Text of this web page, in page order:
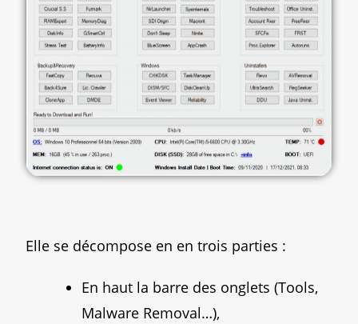
Elle se décompose en en trois parties :
En haut la barre des onglets (Tools,
Malware Removal…),